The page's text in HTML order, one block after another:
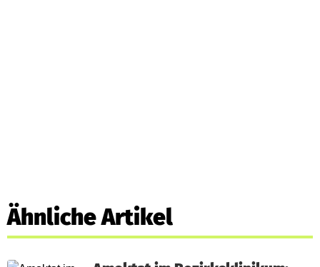
Ähnliche Artikel